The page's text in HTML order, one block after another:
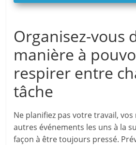
Organisez-vous
manière à
respirer entre
tâche
Ne planifiez pas votre travail,
autres événements les uns à la
façon à être toujours pressé.